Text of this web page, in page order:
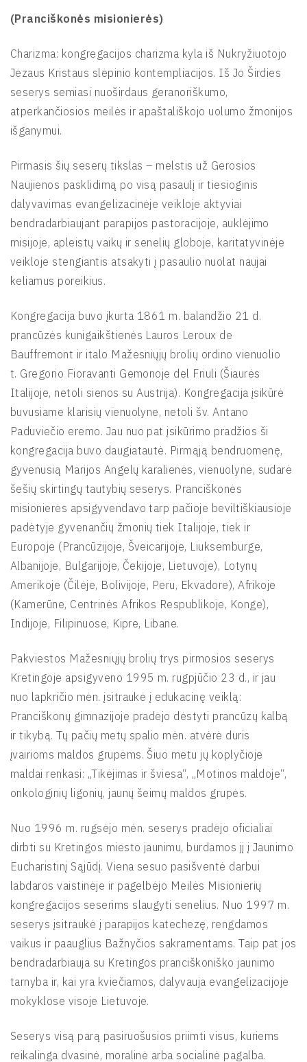
(Pranciškonės misionierės)
Charizma: kongregacijos charizma kyla iš Nukryžiuotojo
Jėzaus Kristaus slėpinio kontempliacijos. Iš Jo Širdies
seserys semiasi nuoširdaus geranoriškumo,
atperkančiosios meilės ir apaštališkojo uolumo žmonijos
išganymui.
Pirmasis šių seserų tikslas – melstis už Gerosios
Naujienos pasklidimą po visą pasaulį ir tiesioginis
dalyvavimas evangelizacinėje veikloje aktyviai
bendradarbiaujant parapijos pastoracijoje, auklėjimo
misijoje, apleistų vaikų ir senelių globoje, karitatyvinėje
veikloje stengiantis atsakyti į pasaulio nuolat naujai
keliamus poreikius.
Kongregacija buvo įkurta 1861 m. balandžio 21 d.
prancūzės kunigaikštienės Lauros Leroux de
Bauffremont ir italo Mažesniųjų brolių ordino vienuolio
t. Gregorio Fioravanti Gemonoje del Friuli (Šiaurės
Italijoje, netoli sienos su Austrija). Kongregacija įsikūrė
buvusiame klarisių vienuolyne, netoli šv. Antano
Paduviečio eremo. Jau nuo pat įsikūrimo pradžios ši
kongregacija buvo daugiatautė. Pirmąją bendruomenę,
gyvenusią Marijos Angelų karalienės, vienuolyne, sudarė
šešių skirtingų tautybių seserys. Pranciškonės
misionierės apsigyvendavo tarp pačioje beviltiškiausioje
padėtyje gyvenančių žmonių tiek Italijoje, tiek ir
Europoje (Prancūzijoje, Šveicarijoje, Liuksemburge,
Albanijoje, Bulgarijoje, Čekijoje, Lietuvoje), Lotynų
Amerikoje (Čilėje, Bolivijoje, Peru, Ekvadore), Afrikoje
(Kamerūne, Centrinės Afrikos Respublikoje, Konge),
Indijoje, Filipinuose, Kipre, Libane.
Pakviestos Mažesniųjų brolių trys pirmosios seserys
Kretingoje apsigyveno 1995 m. rugpjūčio 23 d., ir jau
nuo lapkričio mėn. įsitraukė į edukacinę veiklą:
Pranciškonų gimnazijoje pradėjo dėstyti prancūzų kalbą
ir tikybą. Tų pačių metų spalio mėn. atvėrė duris
įvairioms maldos grupėms. Šiuo metu jų koplyčioje
maldai renkasi: „Tikėjimas ir šviesa“, „Motinos maldoje“,
onkologinių ligonių, jaunų šeimų maldos grupės.
Nuo 1996 m. rugsėjo mėn. seserys pradėjo oficialiai
dirbti su Kretingos miesto jaunimu, burdamos jį į Jaunimo
Eucharistinį Sąjūdį. Viena sesuo pasišventė darbui
labdaros vaistinėje ir pagelbėjo Meilės Misionierių
kongregacijos seserims slaugyti senelius. Nuo 1997 m.
seserys įsitraukė į parapijos katechezę, rengdamos
vaikus ir paauglius Bažnyčios sakramentams. Taip pat jos
bendradarbiauja su Kretingos pranciškoniško jaunimo
tarnyba ir, kai yra kviečiamos, dalyvauja evangelizacijoje
mokyklose visoje Lietuvoje.
Seserys visą parą pasiruošusios priimti visus, kuriems
reikalinga dvasinė, moralinė arba socialinė pagalba.